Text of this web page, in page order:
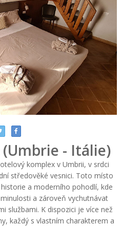
- Itálie)
komplex v Umbrii, v srdci
středověké vesnici. Toto místo
a moderního pohodlí, kde
a zároveň vychutnávat
službami. K dispozici je více než
každý s vlastním charakterem a